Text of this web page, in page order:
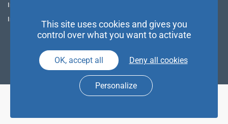
Installer Ability Browser sur Windows
Installer Ability Browser sur Mac
This site uses cookies and gives you
control over what you want to activate
OK, accept all Deny all cookies
Personalize